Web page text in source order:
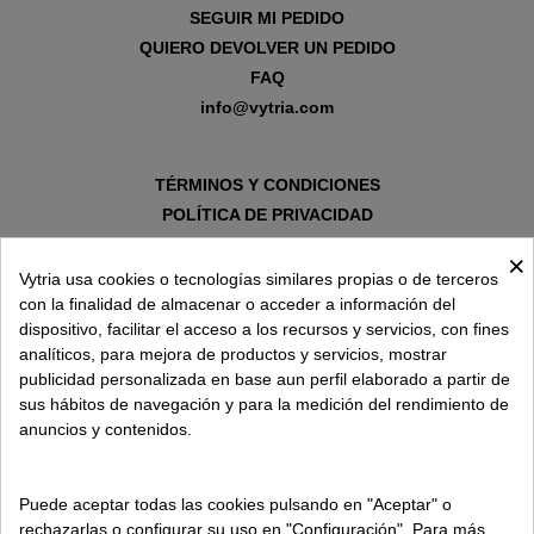
SEGUIR MI PEDIDO
QUIERO DEVOLVER UN PEDIDO
FAQ
info@vytria.com
TÉRMINOS Y CONDICIONES
POLÍTICA DE PRIVACIDAD
AVISO LEGAL
POLÍTICA DE COOKIES
SOBRE VYTRIA
×
Vytria usa cookies o tecnologías similares propias o de terceros
con la finalidad de almacenar o acceder a información del
dispositivo, facilitar el acceso a los recursos y servicios, con fines
analíticos, para mejora de productos y servicios, mostrar
publicidad personalizada en base aun perfil elaborado a partir de
sus hábitos de navegación y para la medición del rendimiento de
anuncios y contenidos.
Puede aceptar todas las cookies pulsando en "Aceptar" o
rechazarlas o configurar su uso en "Configuración". Para más